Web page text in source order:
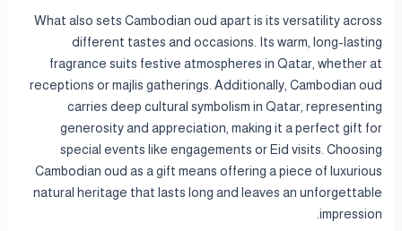
What also sets Cambodian oud apart is its versatility across
different tastes and occasions. Its warm, long-lasting
fragrance suits festive atmospheres in Qatar, whether at
receptions or majlis gatherings. Additionally, Cambodian oud
carries deep cultural symbolism in Qatar, representing
generosity and appreciation, making it a perfect gift for
special events like engagements or Eid visits. Choosing
Cambodian oud as a gift means offering a piece of luxurious
natural heritage that lasts long and leaves an unforgettable
impression.